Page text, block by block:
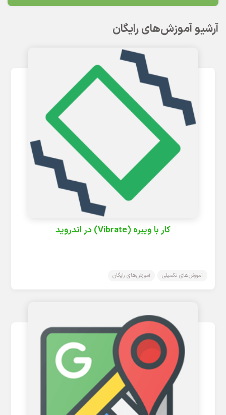
آرشیو آموزش‌های رایگان
کار با ویبره (Vibrate) در اندروید
آموزش‌های تکمیلی آموزش‌های رایگان